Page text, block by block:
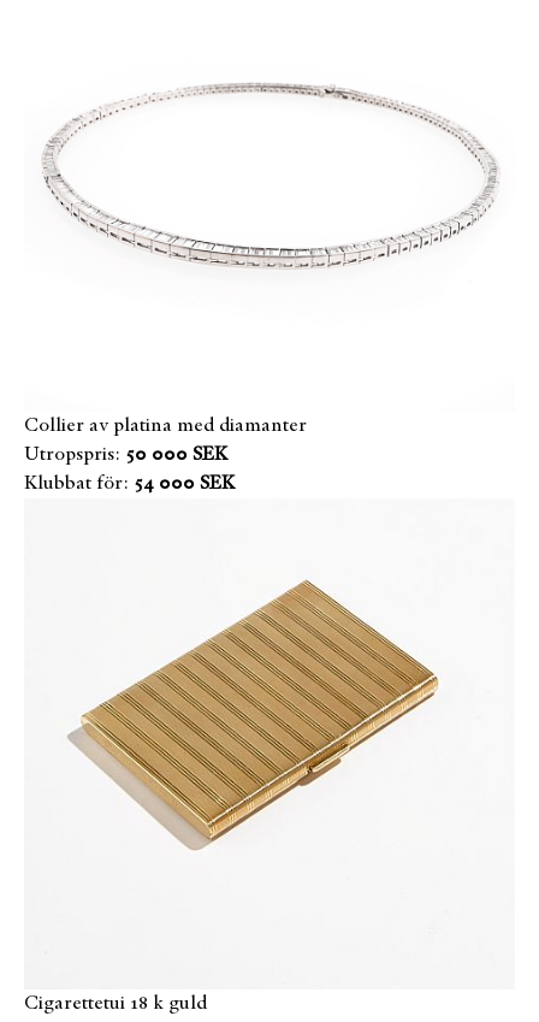
Collier av platina med diamanter
Utropspris: 50 000 SEK
Klubbat för: 54 000 SEK
Cigarettetui 18 k guld